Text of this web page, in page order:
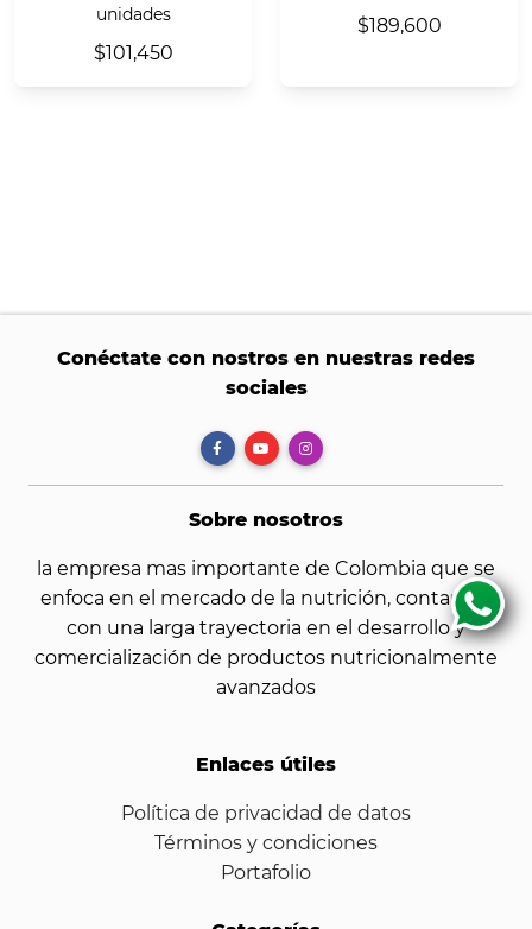
unidades
$101,450
$189,600
Conéctate con nostros en nuestras redes
sociales
Sobre nosotros
la empresa mas importante de Colombia que se
enfoca en el mercado de la nutrición, contamos
con una larga trayectoria en el desarrollo y
comercialización de productos nutricionalmente
avanzados
Enlaces útiles
Política de privacidad de datos
Términos y condiciones
Portafolio